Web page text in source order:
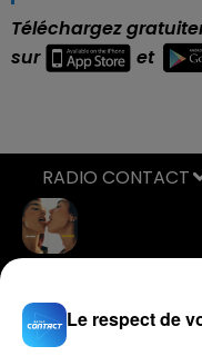
Téléchargez
sur
et
Le respect de